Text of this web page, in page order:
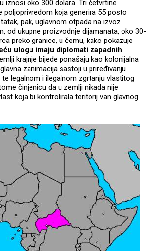
iznosi oko 300 dolara. Tri četvrtine
poljoprivredom koja generira 55 posto
pak, uglavnom otpada na izvoz
od ukupne proizvodnje dijamanata, oko 30-
preko granice, u čemu, kako pokazuje
ulogu imaju diplomati zapadnih
krajnje bijede ponašaju kao kolonijalna
zanimacija sastoji u priređivanju
te legalnom i ilegalnom zgrtanju vlastitog
činjenicu da u zemlji nikada nije
koja bi kontrolirala teritorij van glavnog